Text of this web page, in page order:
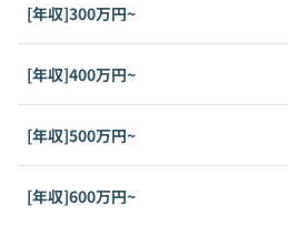
[年収]300万円~
[年収]400万円~
[年収]500万円~
[年収]600万円~